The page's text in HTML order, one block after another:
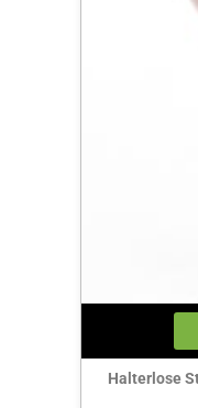
Halterlose